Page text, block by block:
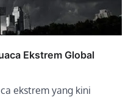
Ekstrem Global
ekstrem yang kini